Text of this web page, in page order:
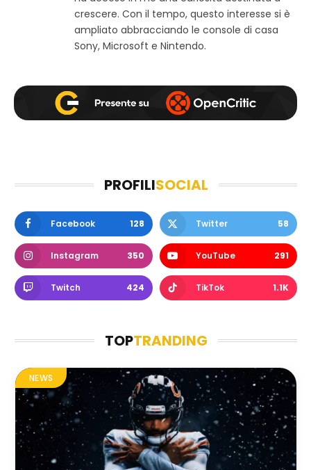
m
crescere. Con il tempo, questo interesse si è
ampliato abbracciando le console di casa
Sony, Microsoft e Nintendo.
PROFILISOCIAL
Facebook 128 Twitter 58
Instagram 350 YouTube 291
Twitch 424 TikTok 1.1K
TOPTRANDING
NEWS